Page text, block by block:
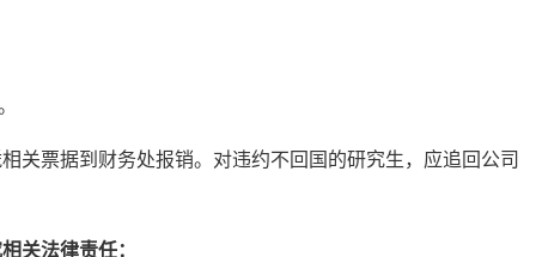
关票据到财务处报销。对违约不回国的研究生，应追回公司
关法律责任：